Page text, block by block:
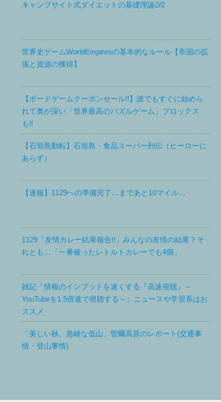
キャンプサイト式ダイエットの基礎理論2/2
世界史ゲームWorldEmpiresの基本的なルール【帝国の拡
張と資源の獲得】
【ボードゲームクーポンセール!!】誰でもすぐに始めら
れて奥が深い「世界最高のパズルゲーム」ブロックス
も!!
【石垣島動転】石垣島・食品スーパー列伝（ヒーローに
あらず）
【速報】1129への準備完了…まであと10マイル…
1129「友情カレー結果報告!!」みんなの友情の結果？そ
れとも…「一番被ったレトルトカレーでも4個」
雑記「情報のインプットを速くする『高速視聴』～
YouTubeを1.5倍速で視聴する～」ニュースや学習系はお
ススメ
「美しい秋、急峻な低山」曽爾高原のレポート(交通事
情・登山事情)